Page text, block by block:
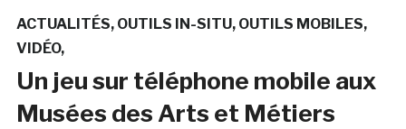
ACTUALITÉS OUTILS IN-SITU OUTILS MOBILES
VIDÉO
Un jeu sur téléphone mobile aux
Musées des Arts et Métiers